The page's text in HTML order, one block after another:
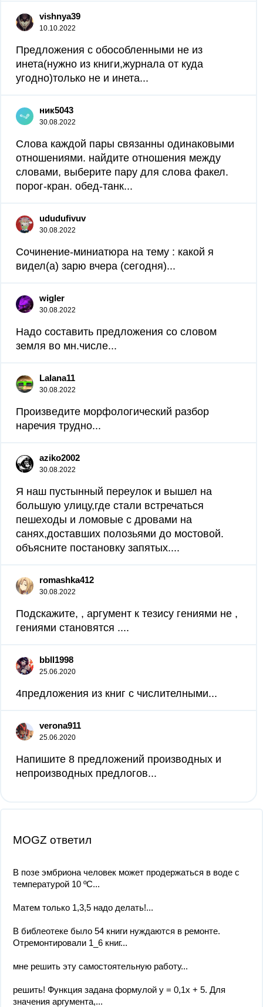
vishnya39
10.10.2022
Предложения с обособленными не из
инета(нужно из книги,журнала от куда
угодно)только не и инета...
ник5043
30.08.2022
Слова каждой пары связанны одинаковыми
отношениями. найдите отношения между
словами, выберите пару для слова факел.
порог-кран. обед-танк...
ududufivuv
30.08.2022
Сочинение-миниатюра на тему : какой я
видел(а) зарю вчера (сегодня)...
wigler
30.08.2022
Надо составить предложения со словом
земля во мн.числе...
Lalana11
30.08.2022
Произведите морфологический разбор
наречия трудно...
aziko2002
30.08.2022
Я наш пустынный переулок и вышел на
большую улицу,где стали встречаться
пешеходы и ломовые с дровами на
санях,доставших полозьями до мостовой.
объясните постановку запятых....
romashka412
30.08.2022
Подскажите, , аргумент к тезису гениями не ,
гениями становятся ....
bbll1998
25.06.2020
4предложения из книг с числителными...
verona911
25.06.2020
Напишите 8 предложений производных и
непроизводных предлогов...
MOGZ ответил
В позе эмбриона человек может продержаться в воде с
температурой 10 ºC...
Матем только 1,3,5 надо делать!​...
В библеотеке было 54 книги нуждаются в ремонте.
Отремонтировали 1_6 книг...
мне решить эту самостоятельную работу...
решить! Функция задана формулой y = 0,1x + 5. Для
значения аргумента,...